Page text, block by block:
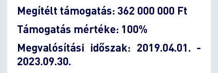
Megítélt támogatás: 362 000 000 Ft
Támogatás mértéke: 100%
Megvalósítási időszak: 2019.04.01. -
2023.09.30.